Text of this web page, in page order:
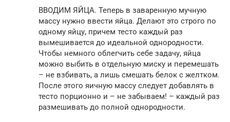
ВВОДИМ ЯЙЦА. Теперь в заваренную мучную
массу нужно ввести яйца. Делают это строго по
одному яйцу, причем тесто каждый раз
вымешивается до идеальной однородности.
Чтобы немного облегчить себе задачу, яйца
можно выбить в отдельную миску и перемешать
– не взбивать, а лишь смешать белок с желтком.
После этого яичную массу следует добавлять в
тесто порционно и – не забываем! – каждый раз
размешивать до полной однородности.